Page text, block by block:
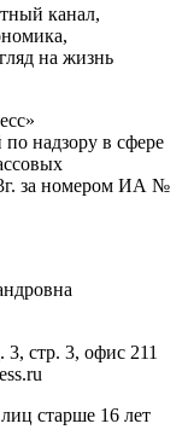
канал,
на жизнь
надзору в сфере
за номером ИА №
3, стр. 3, офис 211
старше 16 лет